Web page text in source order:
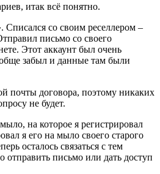
итак всё понятно.
Списался со своим реселлером –
письмо со своего
Этот аккаунт был очень
забыл и данные там были
почты договора, поэтому никаких
не будет.
на которое я регистрировал
я его на мыло своего старого
осталось связаться с тем
отправить письмо или дать доступ